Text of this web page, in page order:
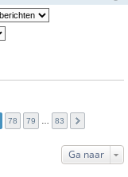
78 79 … 83
Ga naar